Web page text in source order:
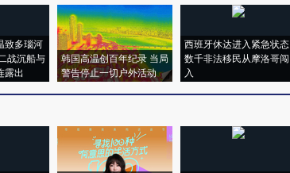
致多瑙河
战沉船与
露出
韩国高温创百年纪录 当局
警告停止一切户外活动
西班牙休达进入紧急状态
数千非法移民从摩洛哥闯
入